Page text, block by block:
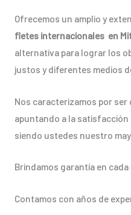
Ofrecemos un amplio y
fletes internacionales en
alternativa para lograr los
justos y diferentes medios
Nos caracterizamos por
apuntando a la
siendo ustedes nuestro
Brindamos garantía en
Contamos con años de